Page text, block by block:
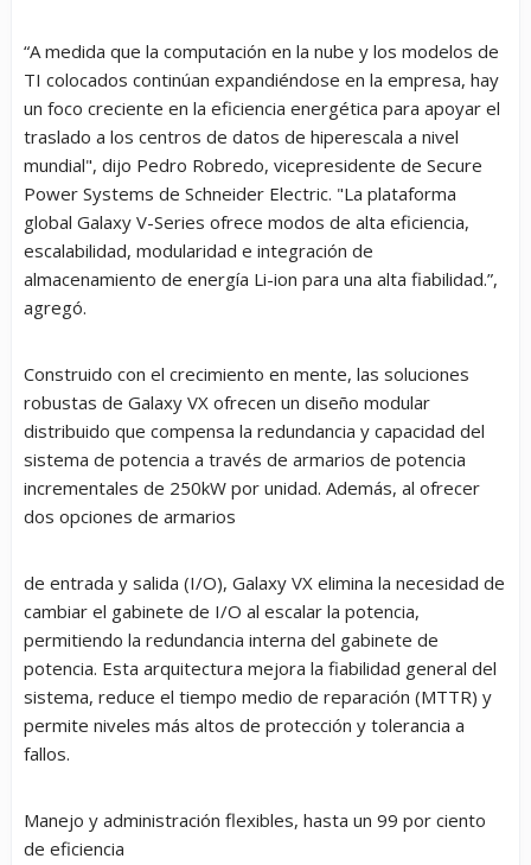
“A medida que la computación en la nube y los modelos de
TI colocados continúan expandiéndose en la empresa, hay
un foco creciente en la eficiencia energética para apoyar el
traslado a los centros de datos de hiperescala a nivel
mundial", dijo Pedro Robredo, vicepresidente de Secure
Power Systems de Schneider Electric. "La plataforma
global Galaxy V-Series ofrece modos de alta eficiencia,
escalabilidad, modularidad e integración de
almacenamiento de energía Li-ion para una alta fiabilidad.”,
agregó.
Construido con el crecimiento en mente, las soluciones
robustas de Galaxy VX ofrecen un diseño modular
distribuido que compensa la redundancia y capacidad del
sistema de potencia a través de armarios de potencia
incrementales de 250kW por unidad. Además, al ofrecer
dos opciones de armarios
de entrada y salida (I/O), Galaxy VX elimina la necesidad de
cambiar el gabinete de I/O al escalar la potencia,
permitiendo la redundancia interna del gabinete de
potencia. Esta arquitectura mejora la fiabilidad general del
sistema, reduce el tiempo medio de reparación (MTTR) y
permite niveles más altos de protección y tolerancia a
fallos.
Manejo y administración flexibles, hasta un 99 por ciento
de eficiencia